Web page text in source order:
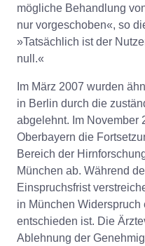
mögliche Behandlung
nur vorgeschoben«, so
»Tatsächlich ist der
null.«
Im März 2007 wurden
in Berlin durch die
abgelehnt. Im November
Oberbayern die
Bereich der
München ab. Während
Einspruchsfrist
in München
entschieden ist. Die
Ablehnung der